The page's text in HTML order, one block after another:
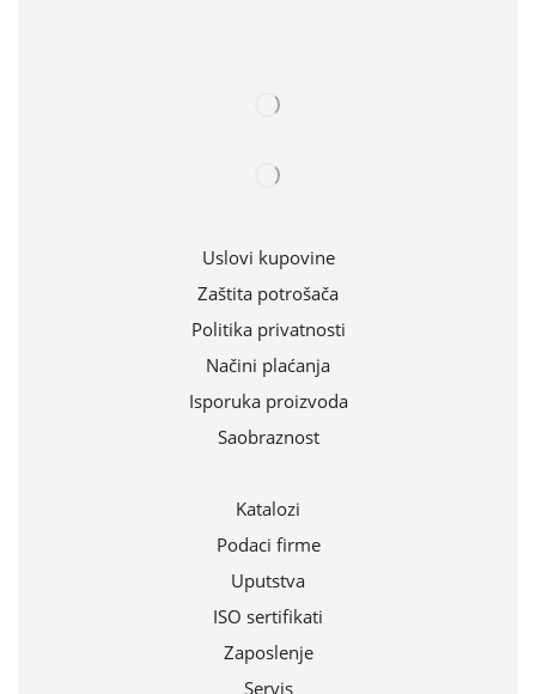
Uslovi kupovine
Zaštita potrošača
Politika privatnosti
Načini plaćanja
Isporuka proizvoda
Saobraznost
Katalozi
Podaci firme
Uputstva
ISO sertifikati
Zaposlenje
Servis